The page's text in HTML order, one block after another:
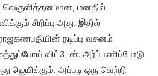
வெகுளித்தனமான, மனதில்
சிரிப்பு அது. இதில்
நடிப்பு வசனம்
விட்டேன். அர்ப்பணிப்போடு
ஜெயிக்கும். அப்படி ஒரு வெற்றி